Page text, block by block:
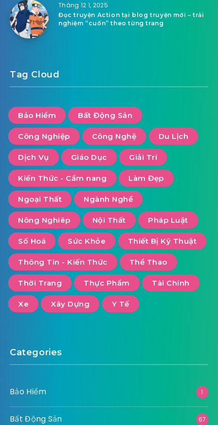
Tháng 12 1, 2025
Đọc truyện Action tại blog truyện mới – trải
nghiệm “cuốn” theo từng trang
Tag Cloud
Bảo Hiểm Bất Động Sản
Công Nghiệp Công Nghệ Du Lịch
Dịch Vụ Giáo Dục Giải Trí
Kiến Thức - Cẩm nang Làm Đẹp
Ngoại Thất Ngành Nghề
Nông Nghiêp Nội Thất Pháp Luật
Số Hoá Sức Khỏe Thiết Bị Kỹ Thuật
Thông Tin - Kiến Thức Thể Thao
Thời Trang Thực Phẩm Tài Chính
Xe Xây Dựng Y Tế
Categories
Bảo Hiểm 1
Bất Động Sản 67